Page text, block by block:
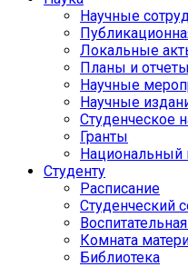
Научные
Локальные
Планы и отчеты
Научные
Научные
Студенческое
Гранты
Национальный
Студенту
Расписание
Студенческий
Комната
Библиотека